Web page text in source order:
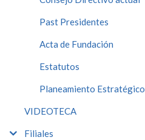
Past Presidentes
Acta de Fundación
Estatutos
Planeamiento Estratégico
VIDEOTECA
Filiales